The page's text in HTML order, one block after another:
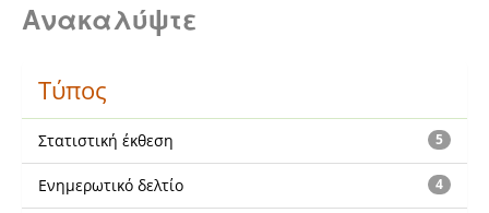
Ανακαλύψτε
Τύπος
5
Στατιστική έκθεση
4
Ενημερωτικό δελτίο